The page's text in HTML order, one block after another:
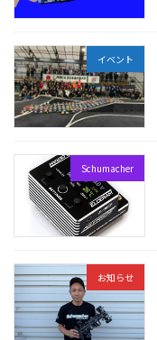
イベント
Schumacher
お知らせ